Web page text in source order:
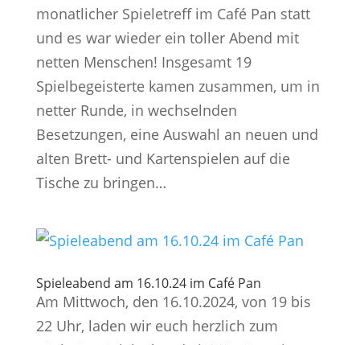
monatlicher Spieletreff im Café Pan statt
und es war wieder ein toller Abend mit
netten Menschen! Insgesamt 19
Spielbegeisterte kamen zusammen, um in
netter Runde, in wechselnden
Besetzungen, eine Auswahl an neuen und
alten Brett- und Kartenspielen auf die
Tische zu bringen…
Spieleabend am 16.10.24 im Café Pan
Am Mittwoch, den 16.10.2024, von 19 bis
22 Uhr, laden wir euch herzlich zum